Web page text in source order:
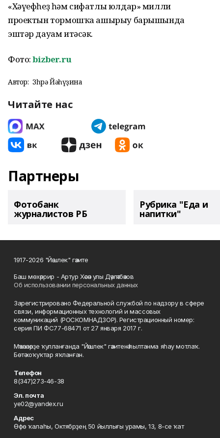
«Хәүефһеҙ һәм сифатлы юлдар» милли
проектын тормошҡа ашырыу барышында
эштәр дауам итәсәк.
Фото:bizber.ru
Автор: Зөһрә Йәһүҙина
Читайте нас
Партнеры
Фотобанк
журналистов РБ
Рубрика "Еда и
напитки"
1917-2026 "Йәшлек" гәзите
Баш мөхәррир - Артур Хәсән улы Дәүләтбәков
Об использовании персональных данных
Зарегистрировано Федеральной службой по надзору в сфере
связи, информационных технологий и массовых
коммуникаций (РОСКОМНАДЗОР). Регистрационный номер:
серия ПИ ФС77-68471 от 27 января 2017 г.
Мәҡәләләрҙе ҡулланғанда "Йәшлек" гәзитенә һылтанма яһау мотлаҡ.
Бөтә хоҡуҡтар яҡланған.
Телефон
8(347)273-46-38
Эл. почта
ye02@yandex.ru
Адрес
Өфө ҡалаһы, Октябрҙең 50 йыллығы урамы, 13, 8-се ҡат